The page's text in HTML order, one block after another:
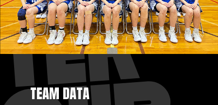
TEAM DATA